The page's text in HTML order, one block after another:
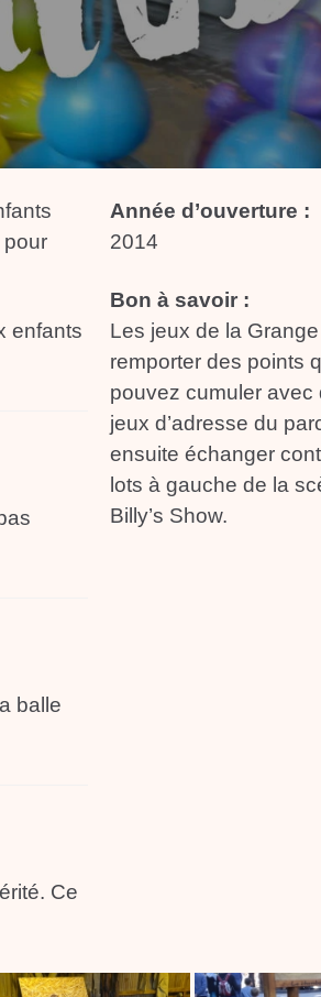
pour
enfants
balle
Ce
Année d’ouverture :
2014
Bon à savoir :
Les jeux de la
remporter des points
pouvez cumuler avec
jeux d’adresse du
ensuite échanger
lots à gauche de la
Billy’s Show.